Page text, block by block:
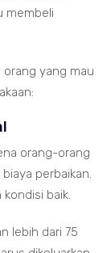
membeli
orang yang mau
orang-orang
perbaikan.
baik.
lebih dari 75